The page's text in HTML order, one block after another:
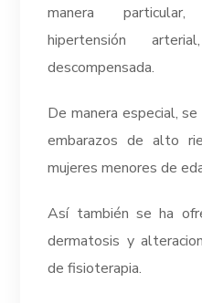
manera
hipertensión
descompensada.
De manera especial,
embarazos de alto
mujeres menores de
Así también se ha
dermatosis y
de fisioterapia.